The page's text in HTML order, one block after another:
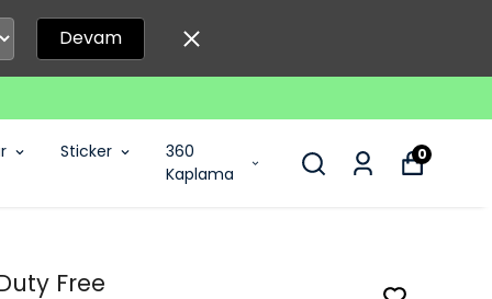
Devam
Sticker
360
Kaplama
0
Free